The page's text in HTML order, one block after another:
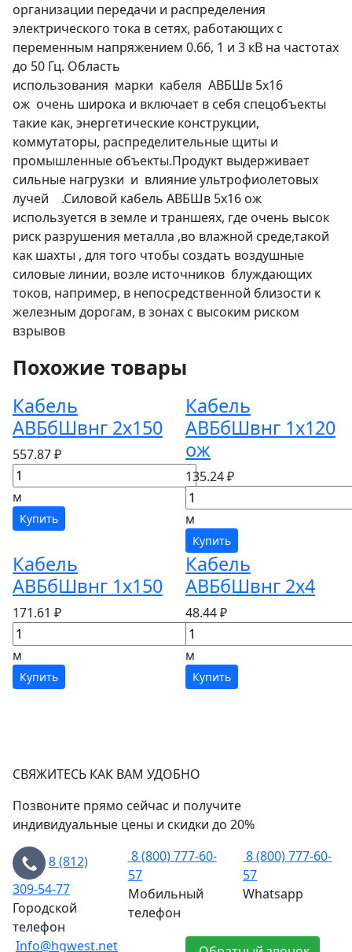
организации передачи и распределения
электрического тока в сетях, работающих с
переменным напряжением 0.66, 1 и 3 кВ на частотах
до 50 Гц. Область
использования марки кабеля АВБШв 5х16
ож очень широка и включает в себя спецобъекты
такие как, энергетические конструкции,
коммутаторы, распределительные щиты и
промышленные объекты.Продукт выдерживает
сильные нагрузки и влияние ультрофиолетовых
лучей .Силовой кабель АВБШв 5х16 ож
используется в земле и траншеях, где очень высок
риск разрушения металла ,во влажной среде,такой
как шахты , для того чтобы создать воздушные
силовые линии, возле источников блуждающих
токов, например, в непосредственной близости к
железным дорогам, в зонах с высоким риском
взрывов
Похожие товары
Кабель
АВБбШвнг 2х150
557.87 ₽
м
Купить
Кабель
АВБбШвнг 1х120
ож
135.24 ₽
м
Купить
Кабель
АВБбШвнг 1х150
171.61 ₽
м
Купить
Кабель
АВБбШвнг 2х4
48.44 ₽
м
Купить
СВЯЖИТЕСЬ КАК ВАМ УДОБНО
Позвоните прямо сейчас и получите
индивидуальные цены и скидки до 20%
8 (812)
309-54-77
Городской
телефон
8 (800) 777-60-
57
Мобильный
телефон
8 (800) 777-60-
57
Whatsapp
Info@hgwest.net